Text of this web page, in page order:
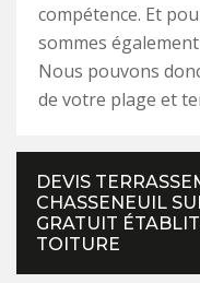
compétence. Et
sommes
Nous pouvons
de votre plage et
DEVIS
CHASSENEUIL
GRATUIT
TOITURE